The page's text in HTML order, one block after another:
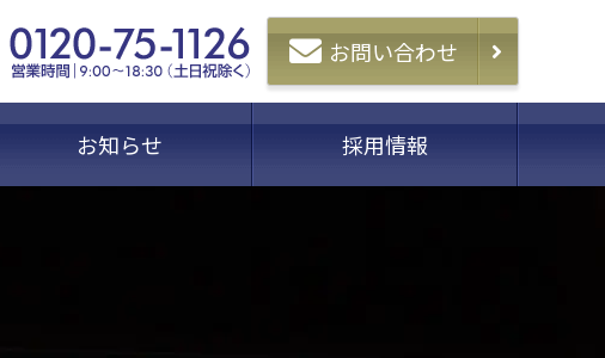
お問い合わせ
お知らせ 採用情報